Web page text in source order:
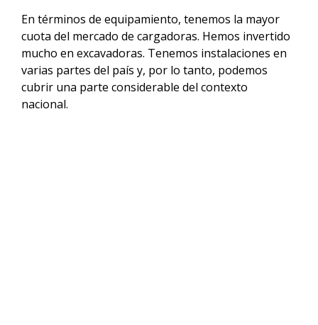
En términos de equipamiento, tenemos la mayor
cuota del mercado de cargadoras. Hemos invertido
mucho en excavadoras. Tenemos instalaciones en
varias partes del país y, por lo tanto, podemos
cubrir una parte considerable del contexto
nacional.